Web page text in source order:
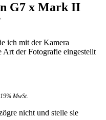
G7 x Mark II
ich mit der Kamera
der Fotografie eingestellt
MwSt.
nicht und stelle sie